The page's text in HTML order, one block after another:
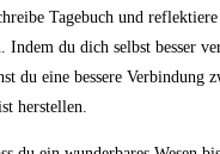
Tagebuch und
Indem du dich selbst besser
du eine​ bessere Verbindung‌
herstellen.